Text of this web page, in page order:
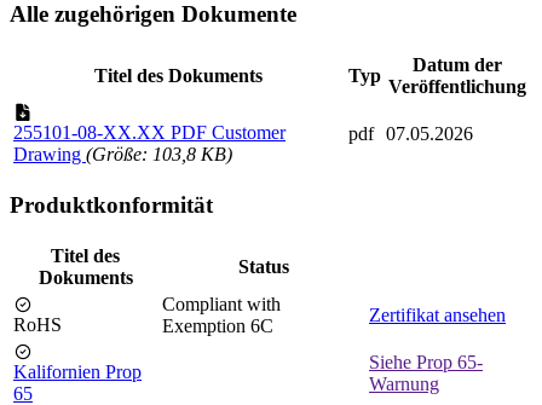
Alle zugehörigen Dokumente
Titel des Dokuments Typ
Datum der
Veröffentlichung
255101-08-XX.XX PDF Customer
Drawing (Größe: 103,8 KB)
pdf 07.05.2026
Produktkonformität
Titel des
Dokuments
Status
RoHS
Compliant with
Exemption 6C
Zertifikat ansehen
Kalifornien Prop
65
Siehe Prop 65-
Warnung